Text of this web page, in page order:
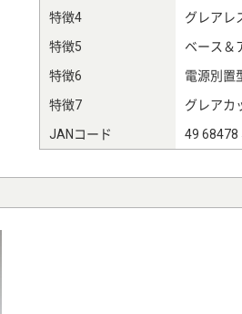
特徴4
グレアレ
特徴5
ベース＆
特徴6
電源別置
特徴7
グレアカ
JANコード
49 68478